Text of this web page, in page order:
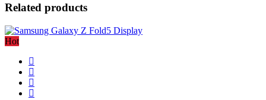
Related products
Hot